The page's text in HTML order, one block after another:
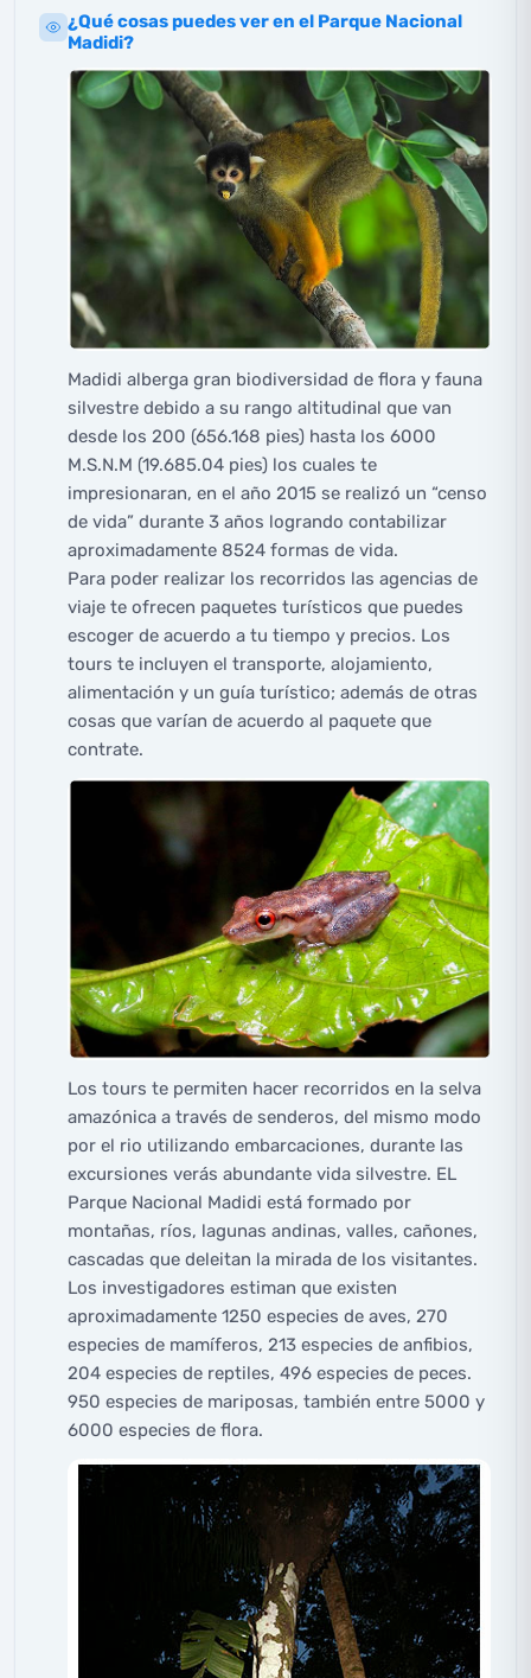
¿Qué cosas puedes ver en el Parque Nacional
Madidi?
Madidi alberga gran biodiversidad de flora y fauna
silvestre debido a su rango altitudinal que van
desde los 200 (656.168 pies) hasta los 6000
M.S.N.M (19.685.04 pies) los cuales te
impresionaran, en el año 2015 se realizó un “censo
de vida” durante 3 años logrando contabilizar
aproximadamente 8524 formas de vida.
Para poder realizar los recorridos las agencias de
viaje te ofrecen paquetes turísticos que puedes
escoger de acuerdo a tu tiempo y precios. Los
tours te incluyen el transporte, alojamiento,
alimentación y un guía turístico; además de otras
cosas que varían de acuerdo al paquete que
contrate.
Los tours te permiten hacer recorridos en la selva
amazónica a través de senderos, del mismo modo
por el rio utilizando embarcaciones, durante las
excursiones verás abundante vida silvestre. EL
Parque Nacional Madidi está formado por
montañas, ríos, lagunas andinas, valles, cañones,
cascadas que deleitan la mirada de los visitantes.
Los investigadores estiman que existen
aproximadamente 1250 especies de aves, 270
especies de mamíferos, 213 especies de anfibios,
204 especies de reptiles, 496 especies de peces.
950 especies de mariposas, también entre 5000 y
6000 especies de flora.